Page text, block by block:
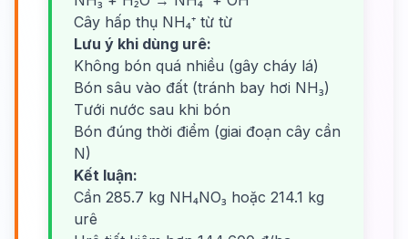
Cây hấp thụ NH₄⁺ từ từ
Lưu ý khi dùng urê:
Không bón quá nhiều (gây cháy lá)
Bón sâu vào đất (tránh bay hơi NH₃)
Tưới nước sau khi bón
Bón đúng thời điểm (giai đoạn cây cần
N)
Kết luận:
Cần 285.7 kg NH₄NO₃ hoặc 214.1 kg
urê